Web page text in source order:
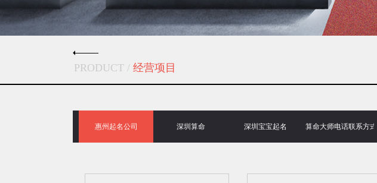
PRODUCT / 经营项目
惠州起名公司 深圳算命 深圳宝宝起名 算命大师电话联系方式